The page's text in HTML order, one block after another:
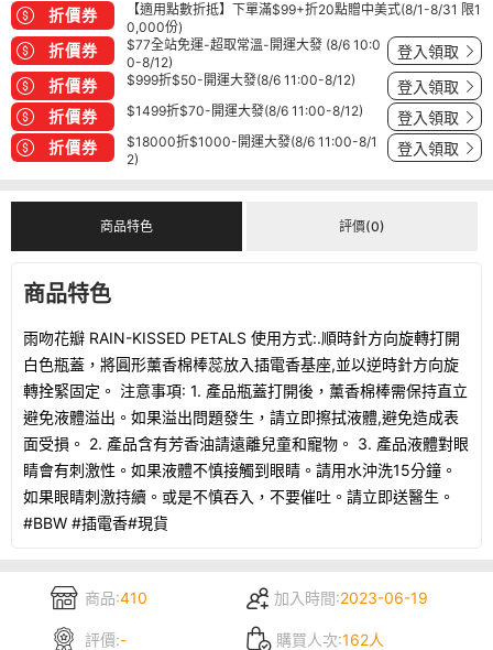
折價券
【適用點數折抵】下單滿$99+折20點贈中美式(8/1-8/31 限1
0,000份)
折價券
$77全站免運-超取常溫-開運大發 (8/6 10:0
0-8/12)
登入領取
折價券 $999折$50-開運大發(8/6 11:00-8/12) 登入領取
折價券 $1499折$70-開運大發(8/6 11:00-8/12) 登入領取
折價券
$18000折$1000-開運大發(8/6 11:00-8/1
2)
登入領取
商品特色 評價(0)
商品特色
雨吻花瓣 RAIN-KISSED PETALS 使用方式:.順時針方向旋轉打開
白色瓶蓋，將圓形薰香棉棒蕊放入插電香基座,並以逆時針方向旋
轉拴緊固定。 注意事項: 1. 產品瓶蓋打開後，薰香棉棒需保持直立
避免液體溢出。如果溢出問題發生，請立即擦拭液體,避免造成表
面受損。 2. 產品含有芳香油請遠離兒童和寵物。 3. 產品液體對眼
睛會有刺激性。如果液體不慎接觸到眼睛。請用水沖洗15分鐘。
如果眼睛刺激持續。或是不慎吞入，不要催吐。請立即送醫生。
#BBW #插電香#現貨
商品:410 加入時間:2023-06-19
評價:- 購買人次:162人